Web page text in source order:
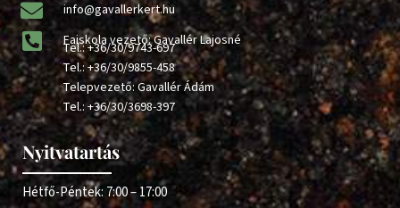
info@gavallerkert.hu
Faiskola vezető: Gavallér Lajosné
Tel.:+36/30/9743-697
Tel.:+36/30/9855-458
Telepvezető: Gavallér Ádám
Tel.:+36/30/3698-397
Nyitvatartás
Hétfő-Péntek: 7:00 – 17:00